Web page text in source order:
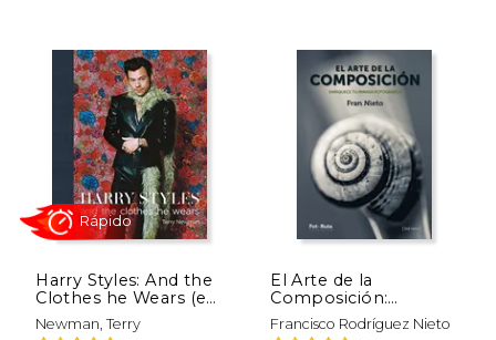
Harry Styles: And the
Clothes he Wears (en
Inglés)
Newman, Terry
El Arte de la
Composición:
Enriquece tu Mirada
Fotográfica
Francisco Rodríguez Nieto